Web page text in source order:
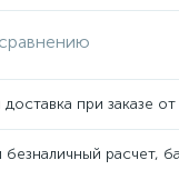
доставка при заказе
расчет,